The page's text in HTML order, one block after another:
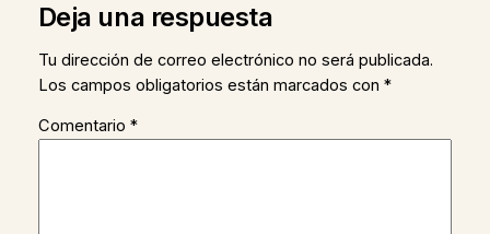
Deja una respuesta
Tu dirección de correo electrónico no será publicada.
Los campos obligatorios están marcados con *
Comentario *